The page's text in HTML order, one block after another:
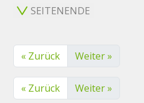
SEITENENDE
« Zurück Weiter »
« Zurück Weiter »